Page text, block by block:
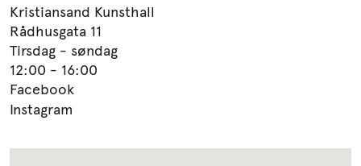
Kristiansand Kunsthall
Rådhusgata 11
Tirsdag - søndag
12:00 - 16:00
Facebook
Instagram